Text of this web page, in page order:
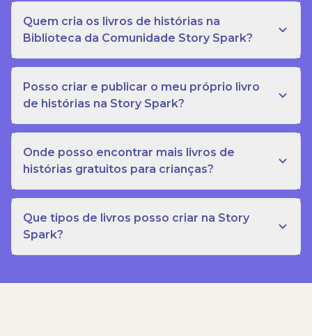
Quem cria os livros de histórias na
Biblioteca da Comunidade Story Spark?
Posso criar e publicar o meu próprio livro
de histórias na Story Spark?
Onde posso encontrar mais livros de
histórias gratuitos para crianças?
Que tipos de livros posso criar na Story
Spark?